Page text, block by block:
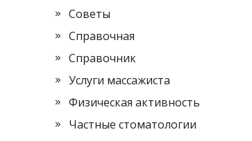
Советы
Справочная
Справочник
Услуги массажиста
Физическая активность
Частные стоматологии